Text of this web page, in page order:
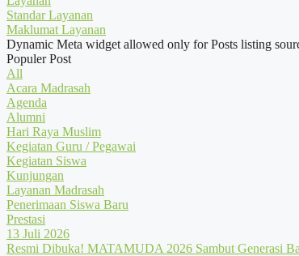
Standar Layanan
Maklumat Layanan
Dynamic Meta widget allowed only for Posts listing
Populer Post
All
Acara Madrasah
Agenda
Alumni
Hari Raya Muslim
Kegiatan Guru / Pegawai
Kegiatan Siswa
Kunjungan
Layanan Madrasah
Penerimaan Siswa Baru
Prestasi
13 Juli 2026
Resmi Dibuka! MATAMUDA 2026 Sambut Generasi